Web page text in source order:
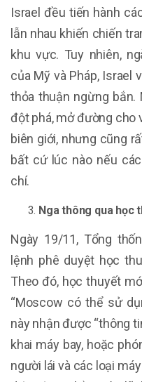
Israel đều tiến hành
lẫn nhau khiến chiến
khu vực. Tuy nhiên,
của Mỹ và Pháp, Israel
thỏa thuận ngừng
đột phá, mở đường cho
biên giới, nhưng cũng
bất cứ lúc nào nếu
chí.
Nga thông qua học
Ngày 19/11, Tổng
lệnh phê duyệt học
Theo đó, học thuyết
“Moscow có thể sử
này nhận được “thông
khai máy bay, hoặc
người lái và các loại